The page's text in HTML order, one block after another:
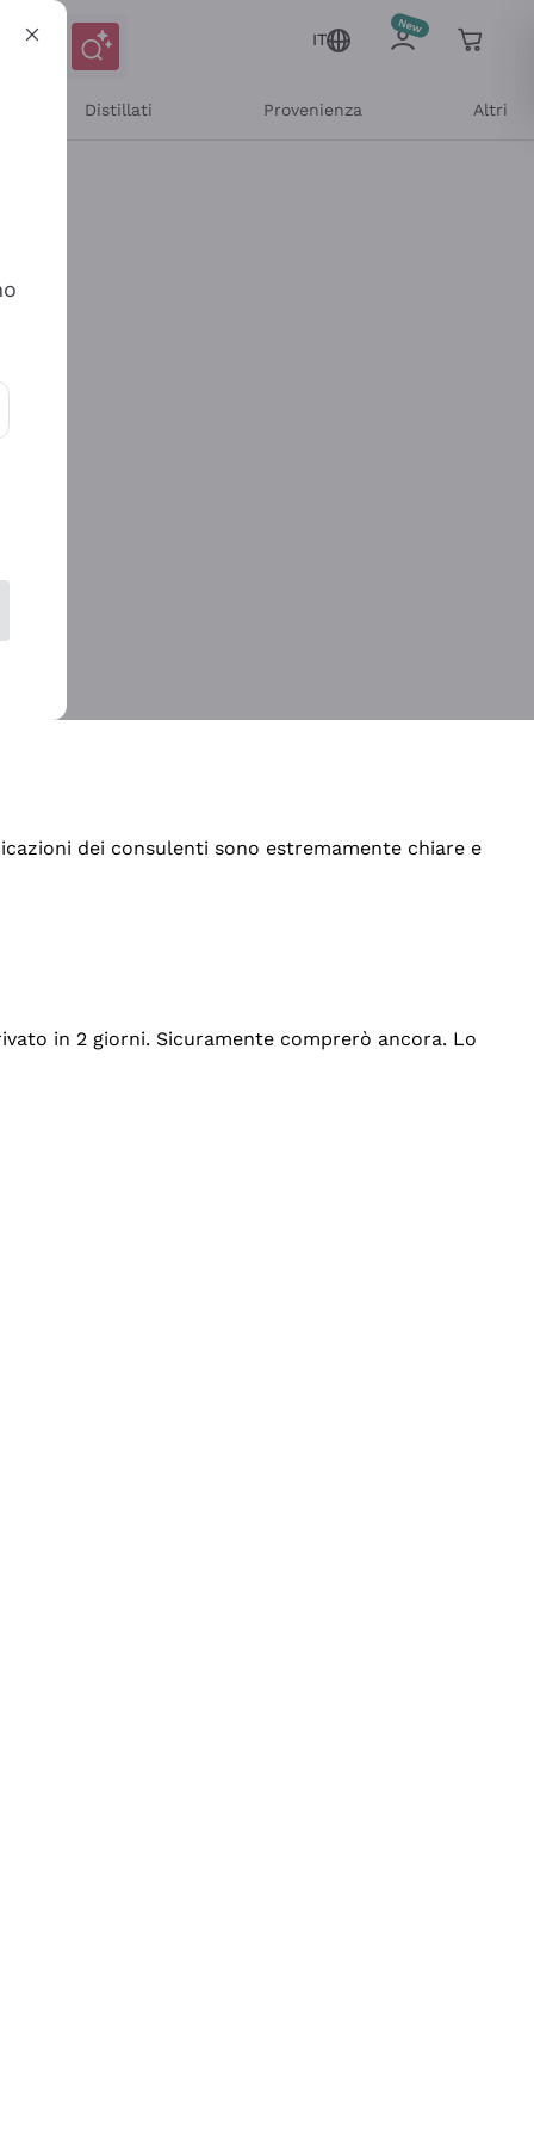
IT
Distillati Provenienza Altri
dei consulenti sono estremamente chiare e
in 2 giorni. Sicuramente comprerò ancora. Lo